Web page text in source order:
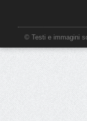
© Testi e immagini